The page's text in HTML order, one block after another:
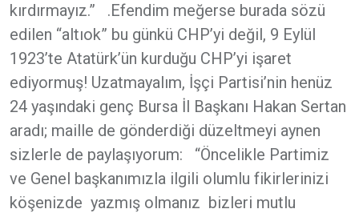
kırdırmayız.” .Efendim meğerse burada sözü
edilen “altıok” bu günkü CHP’yi değil, 9 Eylül
1923’te Atatürk’ün kurduğu CHP’yi işaret
ediyormuş! Uzatmayalım, İşçi Partisi’nin henüz
24 yaşındaki genç Bursa İl Başkanı Hakan Sertan
aradı; maille de gönderdiği düzeltmeyi aynen
sizlerle de paylaşıyorum: “Öncelikle Partimiz
ve Genel başkanımızla ilgili olumlu fikirlerinizi
köşenizde yazmış olmanız bizleri mutlu